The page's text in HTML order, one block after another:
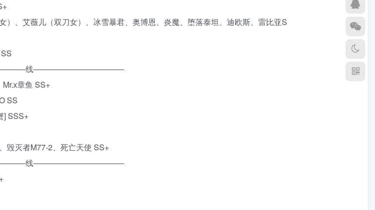
）、艾薇儿（双刀女）、冰雪暴君、奥博恩、炎魔、堕落泰坦、迪欧斯、雷比亚S
线———————————–
章鱼 SS+
SS
] SSS+
毁灭者M77-2、死亡天使 SS+
线———————————–